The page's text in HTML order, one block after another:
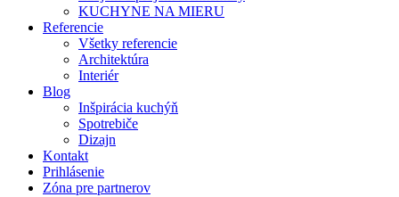
KUCHYNE NA MIERU
Referencie
Všetky referencie
Architektúra
Interiér
Blog
Inšpirácia kuchýň
Spotrebiče
Dizajn
Kontakt
Prihlásenie
Zóna pre partnerov